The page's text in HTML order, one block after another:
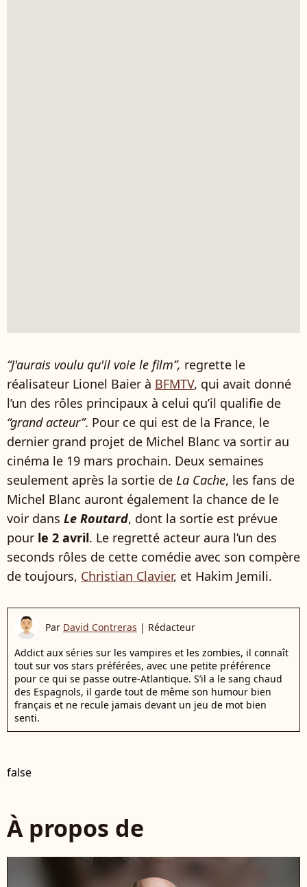
“J'aurais voulu qu'il voie le film”, regrette le
réalisateur Lionel Baier à BFMTV, qui avait donné
l’un des rôles principaux à celui qu’il qualifie de
“grand acteur”. Pour ce qui est de la France, le
dernier grand projet de Michel Blanc va sortir au
cinéma le 19 mars prochain. Deux semaines
seulement après la sortie de La Cache, les fans de
Michel Blanc auront également la chance de le
voir dans Le Routard, dont la sortie est prévue
pour le 2 avril. Le regretté acteur aura l’un des
seconds rôles de cette comédie avec son compère
de toujours, Christian Clavier, et Hakim Jemili.
Par David Contreras | Rédacteur
Addict aux séries sur les vampires et les zombies, il connaît
tout sur vos stars préférées, avec une petite préférence
pour ce qui se passe outre-Atlantique. S’il a le sang chaud
des Espagnols, il garde tout de même son humour bien
français et ne recule jamais devant un jeu de mot bien
senti.
false
À propos de